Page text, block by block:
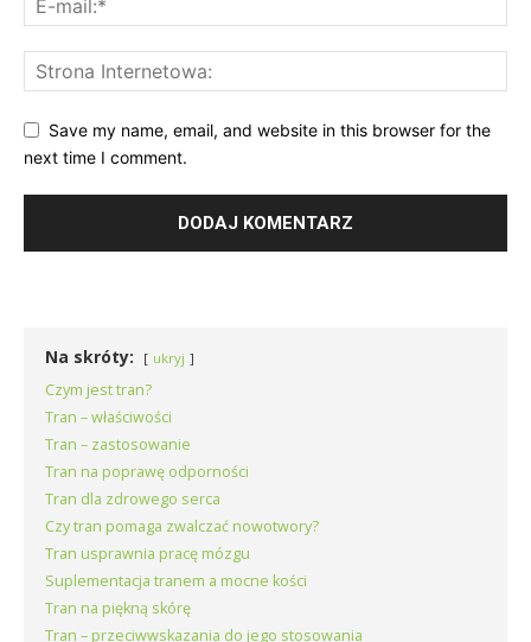
Save my name, email, and website in this browser for the
next time I comment.
Na skróty: ukryj
Czym jest tran?
Tran – właściwości
Tran – zastosowanie
Tran na poprawę odporności
Tran dla zdrowego serca
Czy tran pomaga zwalczać nowotwory?
Tran usprawnia pracę mózgu
Suplementacja tranem a mocne kości
Tran na piękną skórę
Tran – przeciwwskazania do jego stosowania